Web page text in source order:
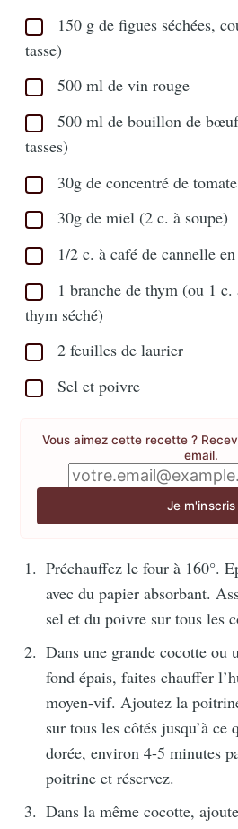
150 g de figues séchées,
tasse)
500 ml de vin rouge
500 ml de bouillon de
tasses)
30g de concentré de
30g de miel (2 c. à soupe)
1/2 c. à café de cannelle
1 branche de thym (ou 1 c.
thym séché)
2 feuilles de laurier
Sel et poivre
Vous aimez cette recette ?
email.
Je m'inscris
Préchauffez le four à 160°.
avec du papier absorbant.
sel et du poivre sur tous les
Dans une grande cocotte ou
fond épais, faites chauffer
moyen-vif. Ajoutez la
sur tous les côtés jusqu’à ce
dorée, environ 4-5 minutes
poitrine et réservez.
Dans la même cocotte,